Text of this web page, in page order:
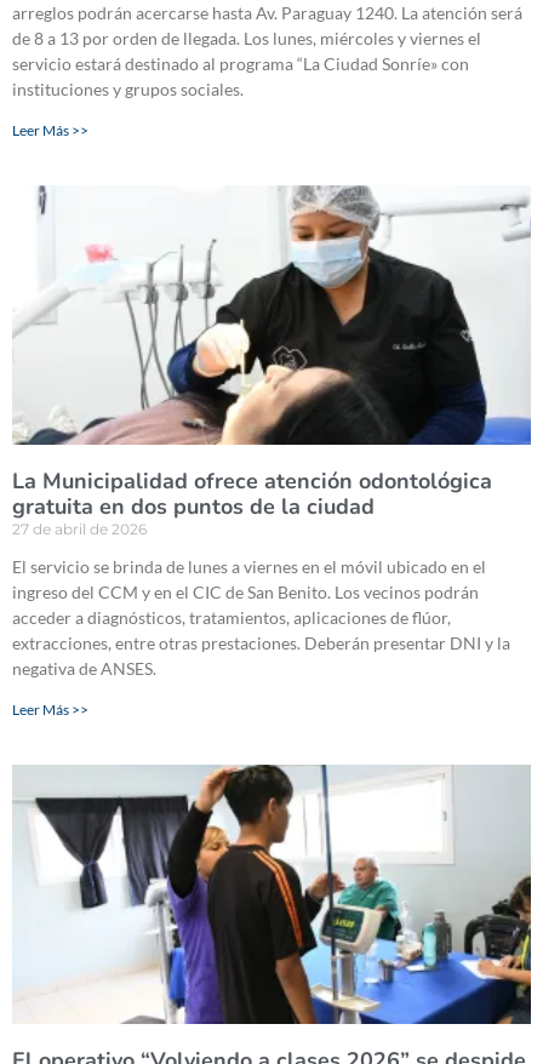
arreglos podrán acercarse hasta Av. Paraguay 1240. La atención será
de 8 a 13 por orden de llegada. Los lunes, miércoles y viernes el
servicio estará destinado al programa “La Ciudad Sonríe» con
instituciones y grupos sociales.
Leer Más >>
La Municipalidad ofrece atención odontológica
gratuita en dos puntos de la ciudad
27 de abril de 2026
El servicio se brinda de lunes a viernes en el móvil ubicado en el
ingreso del CCM y en el CIC de San Benito. Los vecinos podrán
acceder a diagnósticos, tratamientos, aplicaciones de flúor,
extracciones, entre otras prestaciones. Deberán presentar DNI y la
negativa de ANSES.
Leer Más >>